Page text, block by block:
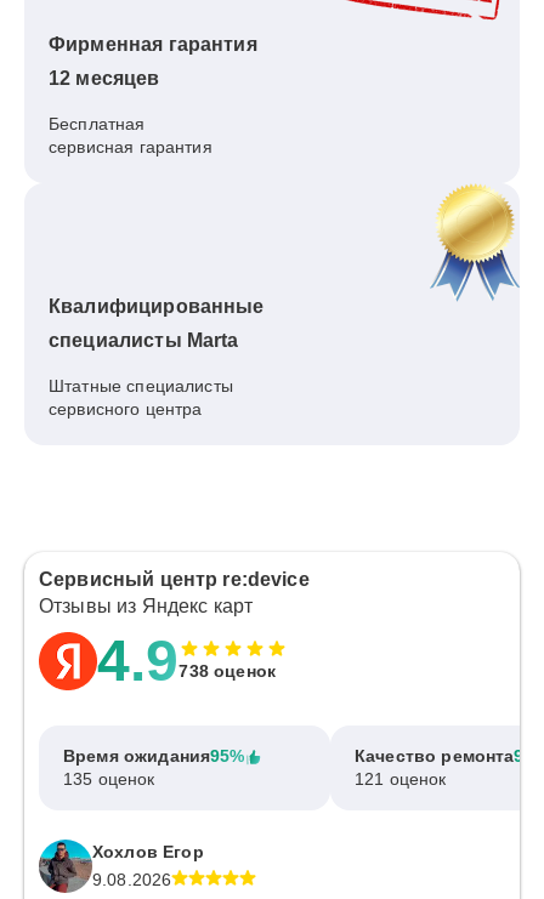
Фирменная гарантия
12 месяцев
Бесплатная
сервисная гарантия
Квалифицированные
специалисты Marta
Штатные специалисты
сервисного центра
Сервисный центр re:device
Отзывы из Яндекс карт
4.9738 оценок
Время ожидания95%
135 оценок
Качество ремонта
121 оценок
Хохлов Егор
9.08.2026